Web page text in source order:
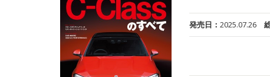
発売日：2025.07.26